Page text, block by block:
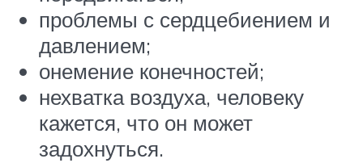
проблемы с сердцебиением и
давлением;
онемение конечностей;
нехватка воздуха, человеку
кажется, что он может
задохнуться.